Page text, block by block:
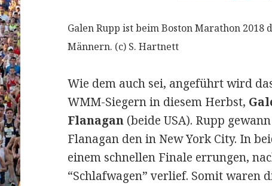
Galen Rupp ist beim Boston Marathon
Männern. (c) S. Hartnett
Wie dem auch sei, angeführt wird
WMM-Siegern in diesem Herbst,
Flanagan (beide USA). Rupp
Flanagan den in New York City. In
einem schnellen Finale errungen,
“Schlafwagen” verlief. Somit waren